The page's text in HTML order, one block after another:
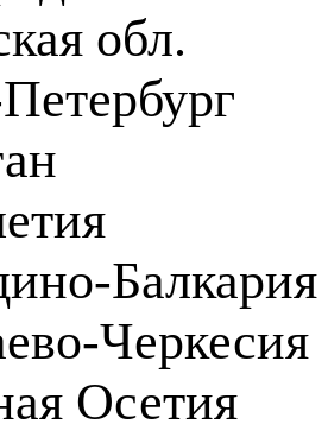
обл.
Балкария
Черкесия
Осетия